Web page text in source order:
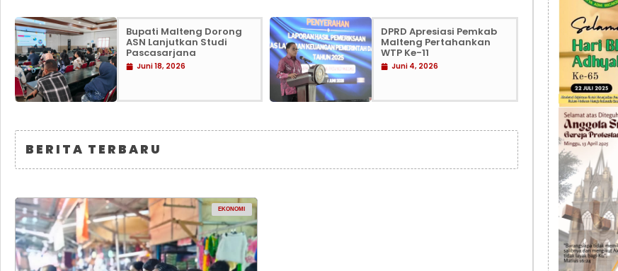
Bupati Malteng Dorong
ASN Lanjutkan Studi
Pascasarjana
Juni 18, 2026
DPRD Apresiasi Pemkab
Malteng Pertahankan
WTP Ke-11
Juni 4, 2026
BERITA TERBARU
EKONOMI